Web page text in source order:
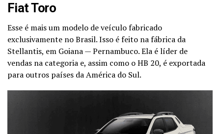
Fiat Toro
Esse é mais um modelo de veículo fabricado
exclusivamente no Brasil. Isso é feito na fábrica da
Stellantis, em Goiana — Pernambuco. Ela é líder de
vendas na categoria e, assim como o HB 20, é exportada
para outros países da América do Sul.